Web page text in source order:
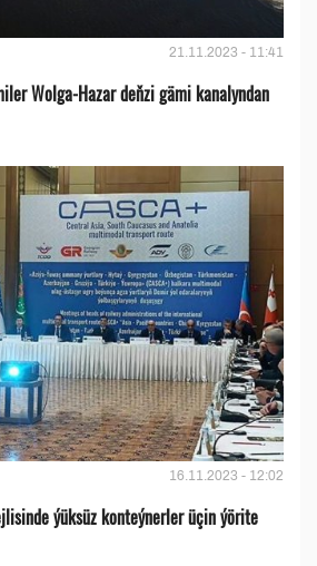
21.11.2023 - 11:41
Wolga-Hazar deňzi gämi kanalyndan
16.11.2023 - 12:02
ýüksüz konteýnerler üçin ýörite